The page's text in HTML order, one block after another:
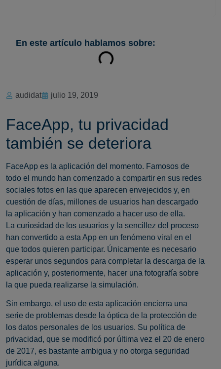
En este artículo hablamos sobre:
audidat julio 19, 2019
FaceApp, tu privacidad
también se deteriora
FaceApp es la aplicación del momento. Famosos de
todo el mundo han comenzado a compartir en sus redes
sociales fotos en las que aparecen envejecidos y, en
cuestión de días, millones de usuarios han descargado
la aplicación y han comenzado a hacer uso de ella.
La curiosidad de los usuarios y la sencillez del proceso
han convertido a esta App en un fenómeno viral en el
que todos quieren participar. Únicamente es necesario
esperar unos segundos para completar la descarga de la
aplicación y, posteriormente, hacer una fotografía sobre
la que pueda realizarse la simulación.
Sin embargo, el uso de esta aplicación encierra una
serie de problemas desde la óptica de la protección de
los datos personales de los usuarios. Su política de
privacidad, que se modificó por última vez el 20 de enero
de 2017, es bastante ambigua y no otorga seguridad
jurídica alguna.